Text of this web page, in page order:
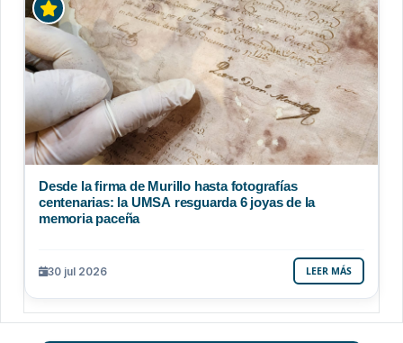
Desde la firma de Murillo hasta fotografías
centenarias: la UMSA resguarda 6 joyas de la
memoria paceña
30 jul 2026 LEER MÁS